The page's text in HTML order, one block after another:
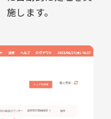
施します。